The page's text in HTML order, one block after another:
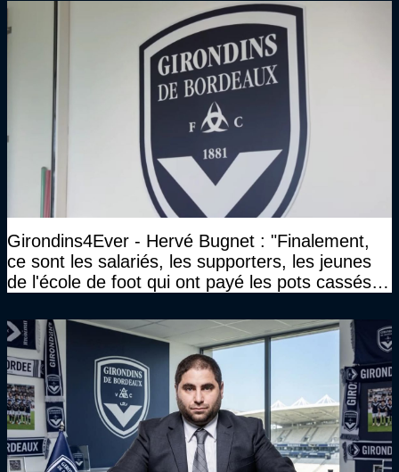
Girondins4Ever - Hervé Bugnet : "Finalement,
ce sont les salariés, les supporters, les jeunes
de l'école de foot qui ont payé les pots cassés